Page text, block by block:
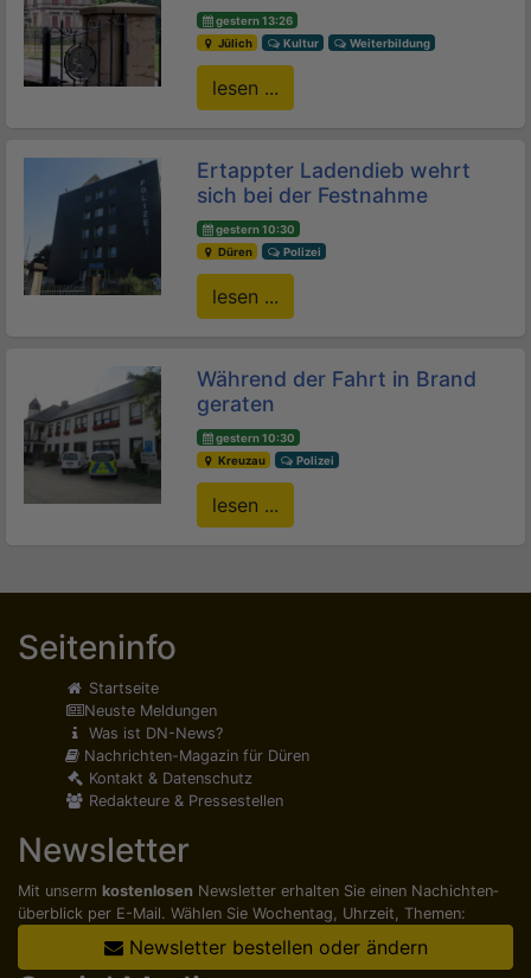
gestern 13:26
Jülich
Kultur Weiterbildung
lesen ...
Ertappter Ladendieb wehrt
sich bei der Festnahme
gestern 10:30
Düren
Polizei
lesen ...
Während der Fahrt in Brand
geraten
gestern 10:30
Kreuzau
Polizei
lesen ...
Seiteninfo
Startseite
Neuste Meldungen
Was ist DN-News?
Nachrichten-Magazin für Düren
Kontakt & Datenschutz
Redakteure & Pressestellen
Newsletter
Mit unserm kostenlosen Newsletter erhalten Sie einen Nachichten­
überblick per E-Mail. Wählen Sie Wochentag, Uhrzeit, Themen:
Newsletter bestellen oder ändern